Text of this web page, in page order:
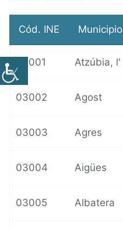
e
Cód. INE Municipio
03001 Atzúbia, l'
03002 Agost
03003 Agres
03004 Aigües
03005 Albatera